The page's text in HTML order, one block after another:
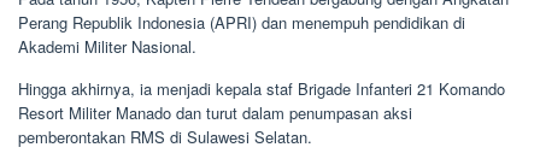
Perang Republik Indonesia (APRI) dan menempuh pendidikan di
Akademi Militer Nasional.
Hingga akhirnya, ia menjadi kepala staf Brigade Infanteri 21 Komando
Resort Militer Manado dan turut dalam penumpasan aksi
pemberontakan RMS di Sulawesi Selatan.